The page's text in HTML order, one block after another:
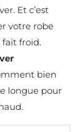
Et c’est
votre robe
fait froid.
bien
longue pour